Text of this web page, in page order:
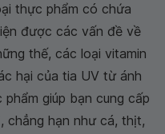
thực phẩm có chứa
được các vấn đề về
thế, các loại vitamin
hại của tia UV từ ánh
giúp bạn cung cấp
chẳng hạn như cá, thịt,